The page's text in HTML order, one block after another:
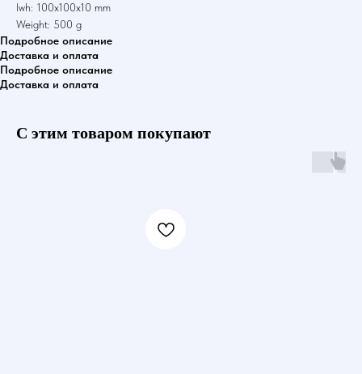
lwh: 100x100x10 mm
Weight: 500 g
Подробное описание
Доставка и оплата
Подробное описание
Доставка и оплата
С этим товаром покупают